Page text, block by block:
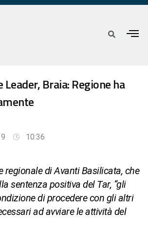
Braia: Regione ha
10:36
regionale di Avanti Basilicata, che
sentenza positiva del Tar, “gli
di procedere con gli altri
ad avviare le attività del